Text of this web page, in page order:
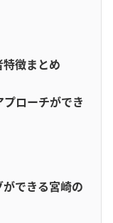
徴まとめ
ローチができ
できる宮崎の